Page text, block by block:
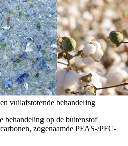
vuilafstotende behandeling
behandeling op de buitenstof
zogenaamde PFAS-/PFC-